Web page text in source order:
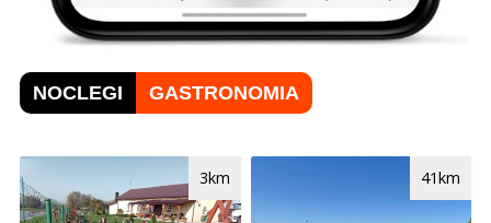
NOCLEGI GASTRONOMIA
3km 41km